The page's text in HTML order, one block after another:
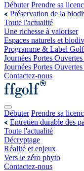
Débuter Prendre sa
Préservation de la
Toute l'actualité
Une richesse à valoriser
Espaces naturels et
Programme & Label
Journées Portes
Journées Portes
Contactez-nous
Débuter Prendre sa
Entretien durable des
Toute l'actualité
Décryptage
Réalité et enjeux
Vers le zéro phyto
Contactez-nous